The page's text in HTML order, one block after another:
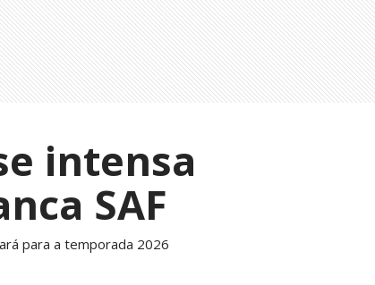
intensa
SAF
para a temporada 2026